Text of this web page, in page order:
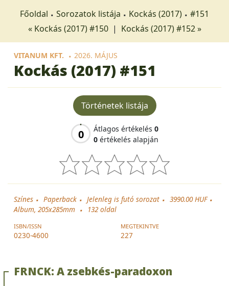
Főoldal Sorozatok listája Kockás (2017)
#151
« Kockás (2017) #150 | Kockás (2017) #152 »
VITANUM KFT. 2026. MÁJUS
Kockás (2017) #151
Történetek listája
0 Átlagos értékelés 0
0 értékelés alapján
Színes Paperback Jelenleg is futó sorozat
3990.00 HUF
Album, 205x285mm
132oldal
ISBN/ISSN
0230-4600
MEGTEKINTVE
227
FRNCK: A zsebkés-paradoxon